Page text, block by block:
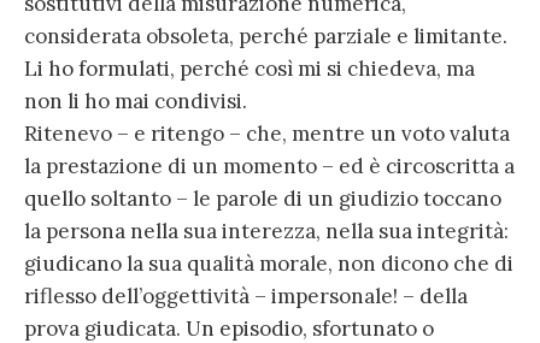
considerata obsoleta, perché parziale e limitante.
Li ho formulati, perché così mi si chiedeva, ma
non li ho mai condivisi.
Ritenevo – e ritengo – che, mentre un voto valuta
la prestazione di un momento – ed è circoscritta a
quello soltanto – le parole di un giudizio toccano
la persona nella sua interezza, nella sua integrità:
giudicano la sua qualità morale, non dicono che di
riflesso dell’oggettività – impersonale! – della
prova giudicata. Un episodio, sfortunato o